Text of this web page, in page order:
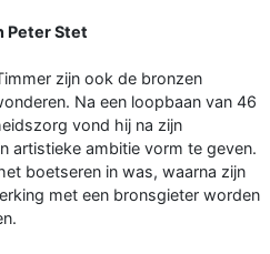
Peter Stet
zijn ook de bronzen
Na een loopbaan van 46
vond hij na zijn
artistieke ambitie vorm te geven.
boetseren in was, waarna zijn
met een bronsgieter worden